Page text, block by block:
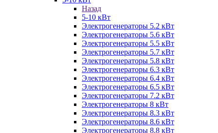
Назад
5-10 кВт
Электрогенераторы 5.2 кВт
Электрогенераторы 5.6 кВт
Электрогенераторы 5.5 кВт
Электрогенераторы 5.7 кВт
Электрогенераторы 5.8 кВт
Электрогенераторы 6.3 кВт
Электрогенераторы 6.4 кВт
Электрогенераторы 6.5 кВт
Электрогенераторы 7.2 кВт
Электрогенераторы 8 кВт
Электрогенераторы 8.3 кВт
Электрогенераторы 8.6 кВт
Электрогенераторы 8.8 кВт